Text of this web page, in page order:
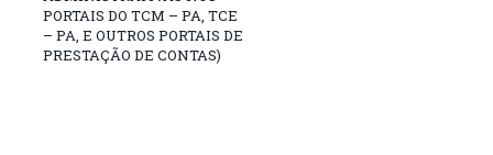
PORTAIS DO TCM – PA, TCE
– PA, E OUTROS PORTAIS DE
PRESTAÇÃO DE CONTAS)